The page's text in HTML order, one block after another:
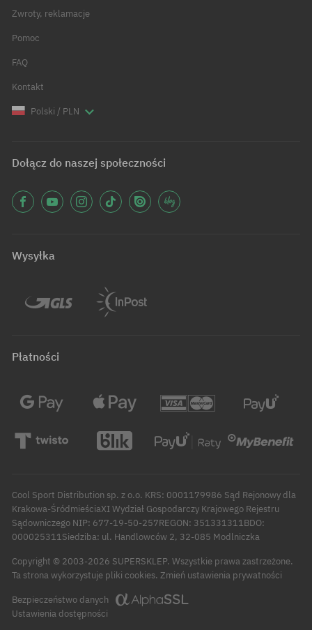
Zwroty, reklamacje
Pomoc
FAQ
Kontakt
Polski / PLN
Dołącz do naszej społeczności
Wysyłka
Płatności
Cool Sport Distribution sp. z o.o. KRS: 0001179986 Sąd Rejonowy dla
Krakowa-ŚródmieściaXI Wydział Gospodarczy Krajowego Rejestru
Sądowniczego NIP: 677-19-50-257REGON: 351331311BDO:
000025311Siedziba: ul. Handlowców 2, 32-085 Modlniczka
Copyright © 2003-2026 SUPERSKLEP. Wszystkie prawa zastrzeżone.
Ta strona wykorzystuje pliki cookies. Zmień ustawienia prywatności
Bezpieczeństwo danych
Ustawienia dostępności